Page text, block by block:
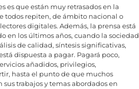
es que están muy retrasados en la
todos repiten, de ámbito nacional o
digitales. Además, la prensa está
en los últimos años, cuando la sociedad
de calidad, síntesis significativas,
dispuesta a pagar. Pagará poco,
añadidos, privilegios,
hasta el punto de que muchos
trabajos y temas abordados en